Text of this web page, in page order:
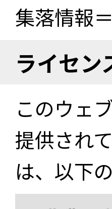
集落情報
ライセン
このウェ
提供され
は、以下